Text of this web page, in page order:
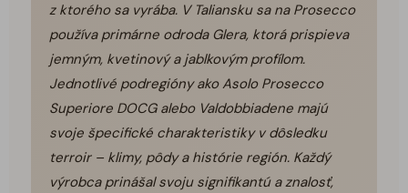
z ktorého sa vyrába. V Taliansku sa na Prosecco
používa primárne odroda Glera, ktorá prispieva
jemným, kvetinový a jablkovým profílom.
Jednotlivé podregióny ako Asolo Prosecco
Superiore DOCG alebo Valdobbiadene majú
svoje špecifické charakteristiky v dôsledku
terroir – klimy, pôdy a histórie región. Každý
výrobca prinášal svoju signifikantú a znalosť,